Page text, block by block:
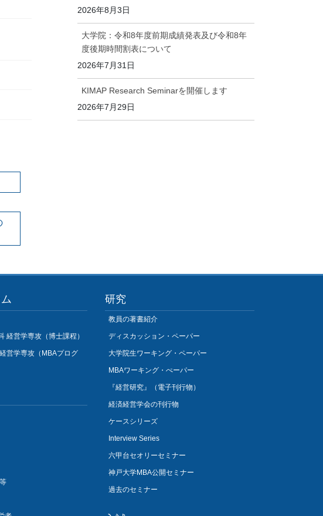
2026年8月3日
大学院：令和8年度前期成績発表及び令和8年
度後期時間割表について
2026年7月31日
KIMAP Research Seminarを開催します
2026年7月29日
経営学専攻（博士課程）
営学専攻（MBAプログ
研究
教員の著書紹介
ディスカッション・ペーパー
大学院生ワーキング・ペーパー
MBAワーキング・ぺーパー
『経営研究』（電子刊行物）
経済経営学会の刊行物
ケースシリーズ
Interview Series
六甲台セオリーセミナー
神戸大学MBA公開セミナー
過去のセミナー